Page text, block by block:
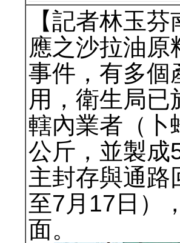
【記者林玉
應之沙拉油
事件，有多個
用，衛生局
轄內業者（卜
公斤，並製成
主封存與通
至7月17日）
面。